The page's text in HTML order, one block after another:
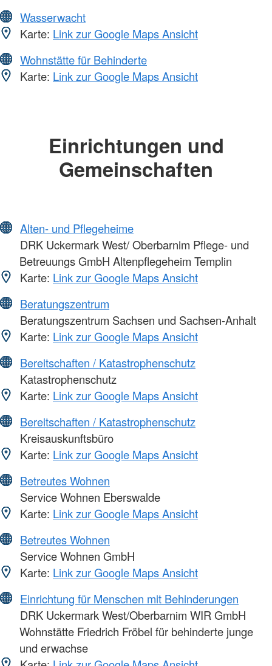
Wasserwacht
Karte: Link zur Google Maps Ansicht
Wohnstätte für Behinderte
Karte: Link zur Google Maps Ansicht
Einrichtungen und
Gemeinschaften
Alten- und Pflegeheime
DRK Uckermark West/ Oberbarnim Pflege- und
Betreuungs GmbH Altenpflegeheim Templin
Karte: Link zur Google Maps Ansicht
Beratungszentrum
Beratungszentrum Sachsen und Sachsen-Anhalt
Karte: Link zur Google Maps Ansicht
Bereitschaften / Katastrophenschutz
Katastrophenschutz
Karte: Link zur Google Maps Ansicht
Bereitschaften / Katastrophenschutz
Kreisauskunftsbüro
Karte: Link zur Google Maps Ansicht
Betreutes Wohnen
Service Wohnen Eberswalde
Karte: Link zur Google Maps Ansicht
Betreutes Wohnen
Service Wohnen GmbH
Karte: Link zur Google Maps Ansicht
Einrichtung für Menschen mit Behinderungen
DRK Uckermark West/Oberbarnim WIR GmbH
Wohnstätte Friedrich Fröbel für behinderte junge
und erwachse